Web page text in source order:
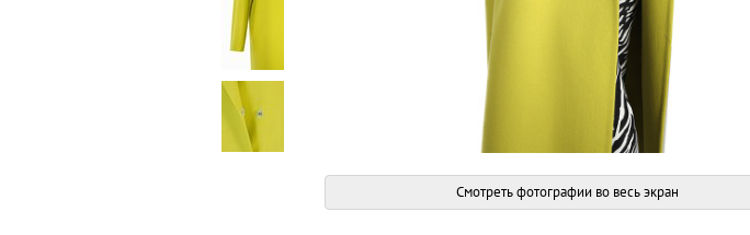
Смотреть фотографии во весь экран